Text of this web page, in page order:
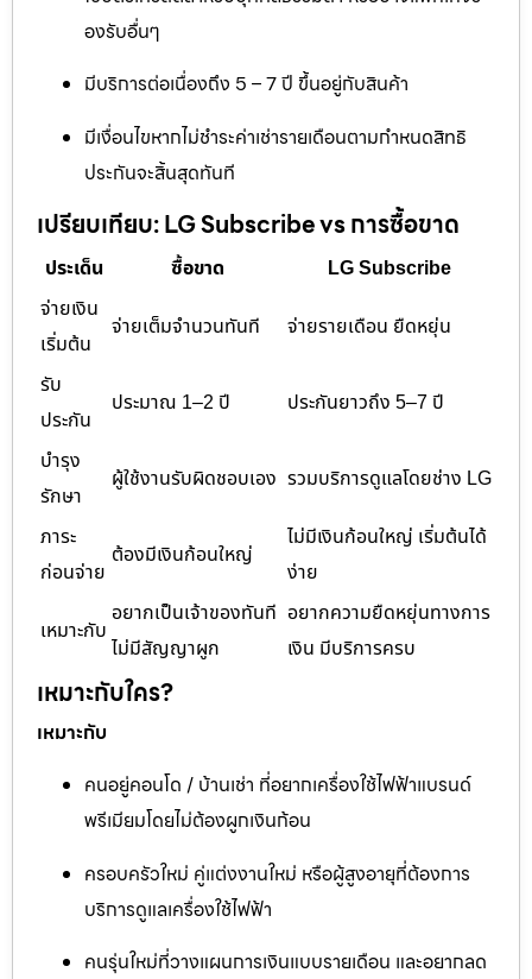
องรับอื่นๆ
มีบริการต่อเนื่องถึง 5 – 7 ปี ขึ้นอยู่กับสินค้า
มีเงื่อนไขหากไม่ชำระค่าเช่ารายเดือนตามกำหนดสิทธิ
ประกันจะสิ้นสุดทันที
เปรียบเทียบ: LG Subscribe vs การซื้อขาด
ประเด็น ซื้อขาด
LG Subscribe
จ่ายเงิน
เริ่มต้น
จ่ายเต็มจำนวนทันที จ่ายรายเดือน ยืดหยุ่น
รับ
ประกัน
ประมาณ 1–2 ปี ประกันยาวถึง 5–7 ปี
บำรุง
รักษา
ผู้ใช้งานรับผิดชอบเอง รวมบริการดูแลโดยช่าง LG
ภาระ
ก่อนจ่าย
ต้องมีเงินก้อนใหญ่
ไม่มีเงินก้อนใหญ่ เริ่มต้นได้
ง่าย
เหมาะกับ
อยากเป็นเจ้าของทันที
ไม่มีสัญญาผูก
อยากความยืดหยุ่นทางการ
เงิน มีบริการครบ
เหมาะกับใคร?
เหมาะกับ
คนอยู่คอนโด / บ้านเช่า ที่อยากเครื่องใช้ไฟฟ้าแบรนด์
พรีเมียมโดยไม่ต้องผูกเงินก้อน
ครอบครัวใหม่ คู่แต่งงานใหม่ หรือผู้สูงอายุที่ต้องการ
บริการดูแลเครื่องใช้ไฟฟ้า
คนรุ่นใหม่ที่วางแผนการเงินแบบรายเดือน และอยากลด